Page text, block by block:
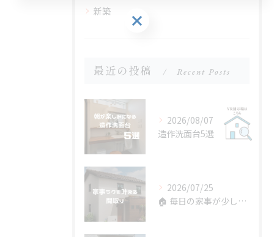
新築
最近の投稿 Recent Posts
2026/08/07
造作洗面台5選
2026/07/25
🏠 毎日の家事が少しラクになる間取り。
お問い合わせ・ご相談はこちら